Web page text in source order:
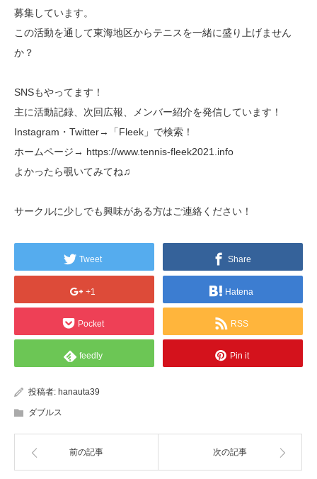
募集しています。
この活動を通して東海地区からテニスを一緒に盛り上げません
か？
SNSもやってます！
主に活動記録、次回広報、メンバー紹介を発信しています！
Instagram・Twitter→「Fleek」で検索！
ホームページ→ https://www.tennis-fleek2021.info
よかったら覗いてみてね♫
サークルに少しでも興味がある方はご連絡ください！
Tweet Share
+1 Hatena
Pocket RSS
feedly Pin it
投稿者: hanauta39
ダブルス
前の記事 次の記事